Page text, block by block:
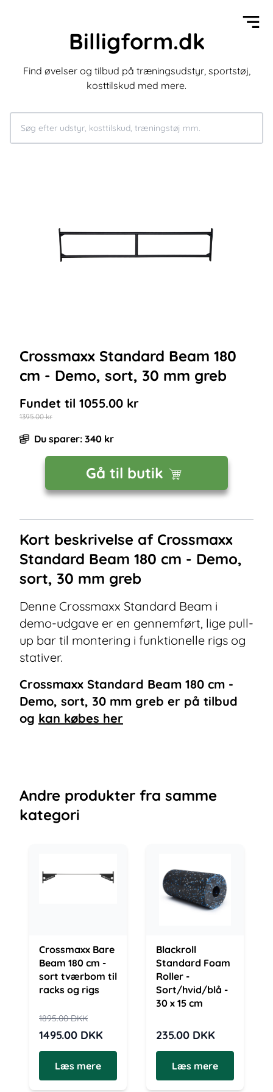
Billigform.dk
Find øvelser og tilbud på træningsudstyr, sportstøj,
kosttilskud med mere.
Crossmaxx Standard Beam 180
cm - Demo, sort, 30 mm greb
Fundet til 1055.00 kr
1395.00kr
Du sparer: 340 kr
Gå til butik
Kort beskrivelse af Crossmaxx
Standard Beam 180 cm - Demo,
sort, 30 mm greb
Denne Crossmaxx Standard Beam i
demo-udgave er en gennemført, lige pull-
up bar til montering i funktionelle rigs og
stativer.
Crossmaxx Standard Beam 180 cm -
Demo, sort, 30 mm greb er på tilbud
og kan købes her
Andre produkter fra samme
kategori
Crossmaxx Bare
Beam 180 cm -
sort tværbom til
racks og rigs
1895.00DKK
1495.00 DKK
Læs mere
Blackroll
Standard Foam
Roller -
Sort/hvid/blå -
30 x 15 cm
235.00 DKK
Læs mere